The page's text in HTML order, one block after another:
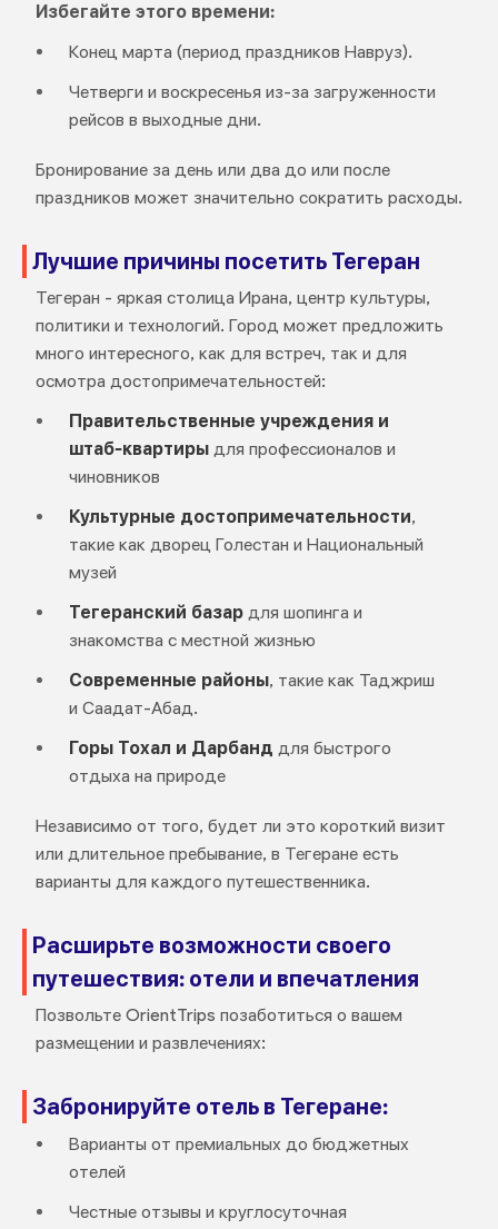
Избегайте этого времени:
Конец марта (период праздников Навруз).
Четверги и воскресенья из-за загруженности
рейсов в выходные дни.
Бронирование за день или два до или после
праздников может значительно сократить расходы.
Лучшие причины посетить Тегеран
Тегеран - яркая столица Ирана, центр культуры,
политики и технологий. Город может предложить
много интересного, как для встреч, так и для
осмотра достопримечательностей:
Правительственные учреждения и
штаб-квартирыдля профессионалов и
чиновников
Культурные достопримечательности,
такие как дворец Голестан и Национальный
музей
Тегеранский базардля шопинга и
знакомства с местной жизнью
Современные районы, такие как Таджриш
и Саадат-Абад.
Горы Тохал и Дарбанд для быстрого
отдыха на природе
Независимо от того, будет ли это короткий визит
или длительное пребывание, в Тегеране есть
варианты для каждого путешественника.
Расширьте возможности своего
путешествия: отели и впечатления
Позвольте OrientTrips позаботиться о вашем
размещении и развлечениях:
Забронируйте отель в Тегеране:
Варианты от премиальных до бюджетных
отелей
Честные отзывы и круглосуточная